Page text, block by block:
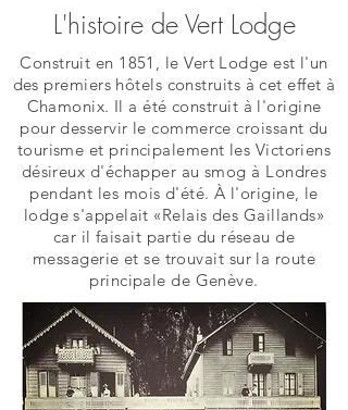
L'histoire de Vert Lodge
Construit en 1851, le Vert Lodge est l'un
des premiers hôtels construits à cet effet à
Chamonix. Il a été construit à l'origine
pour desservir le commerce croissant du
tourisme et principalement les Victoriens
désireux d'échapper au smog à Londres
pendant les mois d'été.À l'origine, le
lodge s'appelait «Relais des Gaillands»
car il faisait partie du réseau de
messagerie et se trouvait sur la route
principale de Genève.